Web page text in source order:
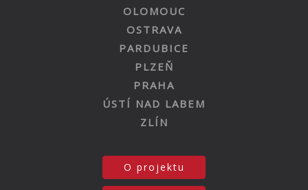
OLOMOUC
OSTRAVA
PARDUBICE
PLZEŇ
PRAHA
ÚSTÍ NAD LABEM
ZLÍN
O projektu